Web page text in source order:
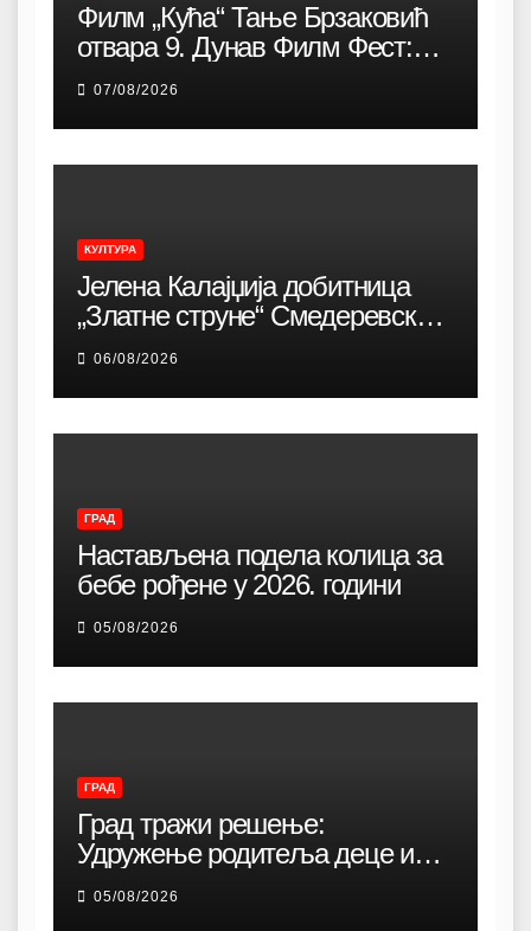
Филм „Кућа“ Тање Брзаковић
отвара 9. Дунав Филм Фест:
Снажна породична драма о
идентитету, коренима и борби
за очување заједнице
07/08/2026
КУЛТУРА
Јелена Калајџија добитница
„Златне струне“ Смедеревске
песничке јесени
06/08/2026
ГРАД
Настављена подела колица за
бебе рођене у 2026. години
05/08/2026
ГРАД
Град тражи решење:
Удружење родитеља деце и
омладине са хендикепом без
просторија већ 12 година
05/08/2026